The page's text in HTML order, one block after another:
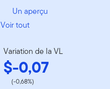
Un aperçu
Voir tout
Variation de la VL
$-0,07
(-0,68%)